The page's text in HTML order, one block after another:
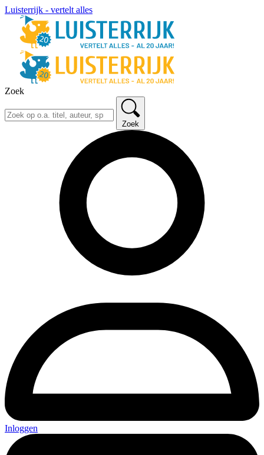
Luisterrijk - vertelt alles
Zoek
Zoek
Inloggen